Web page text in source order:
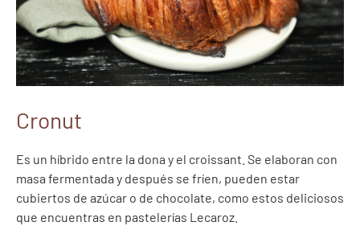
Cronut
Es un híbrido entre la dona y el croissant. Se elaboran con
masa fermentada y después se fríen, pueden estar
cubiertos de azúcar o de chocolate, como estos deliciosos
que encuentras en pastelerías Lecaroz.